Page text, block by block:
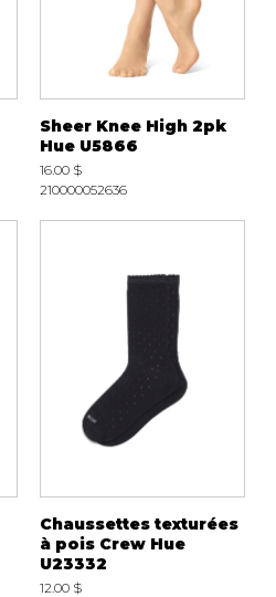
Sheer Knee High 2pk
Hue U5866
16.00 $
210000052636
Chaussettes texturées
à pois Crew Hue
U23332
12.00 $